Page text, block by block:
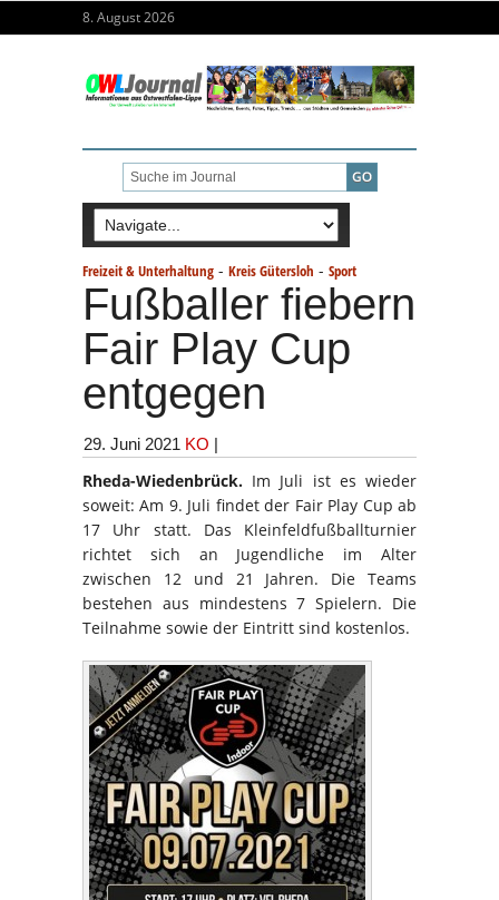
8. August 2026
Freizeit & Unterhaltung - Kreis Gütersloh - Sport
Fußballer fiebern
Fair Play Cup
entgegen
29. Juni 2021 KO |
Rheda-Wiedenbrück. Im Juli ist es wieder
soweit: Am 9. Juli findet der Fair Play Cup ab
17 Uhr statt. Das Kleinfeldfußballturnier
richtet sich an Jugendliche im Alter
zwischen 12 und 21 Jahren. Die Teams
bestehen aus mindestens 7 Spielern. Die
Teilnahme sowie der Eintritt sind kostenlos.